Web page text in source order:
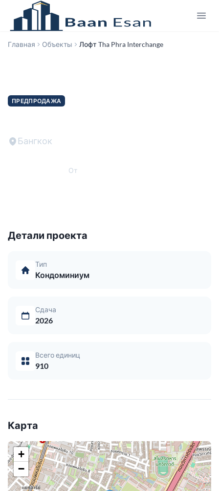
Главная Объекты Лофт Tha Phra Interchange
ПРЕДПРОДАЖА
Бангкок
От
Детали проекта
Тип
Кондоминиум
Сдача
2026
Всего единиц
910
Карта
+
−